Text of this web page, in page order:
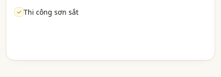
Thi công sơn sắt